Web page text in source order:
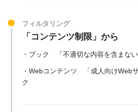
フィルタリング
「コンテンツ制限」から
・ブック 「不適切な内容を含まな
・Webコンテンツ 「成人向けWeb
ク